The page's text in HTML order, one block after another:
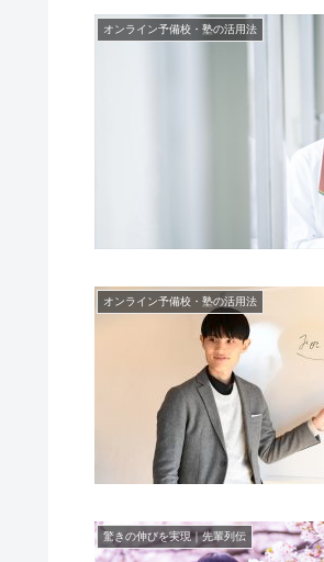
オンライン予備校・塾の活用法
オンライン予備校・塾の活用法
驚きの伸びを実現｜先輩列伝